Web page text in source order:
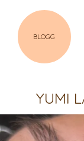
BLOGG
YUMI